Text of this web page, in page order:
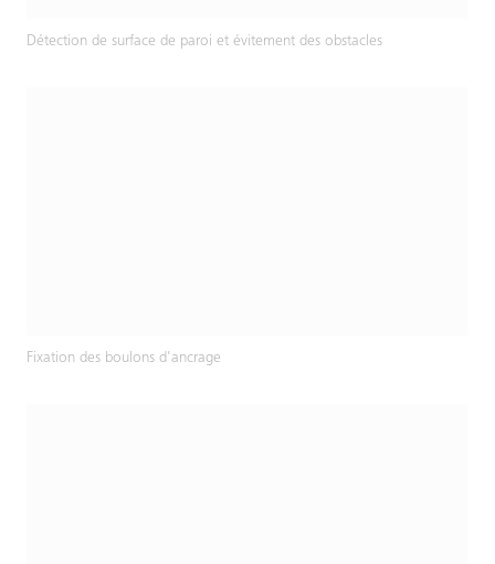
Détection de surface de paroi et évitement des obstacles
Fixation des boulons d'ancrage